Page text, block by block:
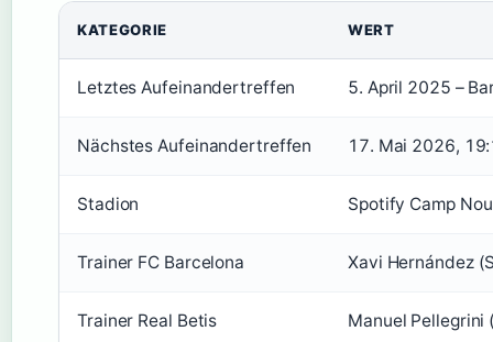
KATEGORIE WERT
Letztes Aufeinandertreffen 5. April 2025 –
Nächstes Aufeinandertreffen 17. Mai 2026,
Stadion Spotify Camp
Trainer FC Barcelona Xavi Hernández
Trainer Real Betis Manuel